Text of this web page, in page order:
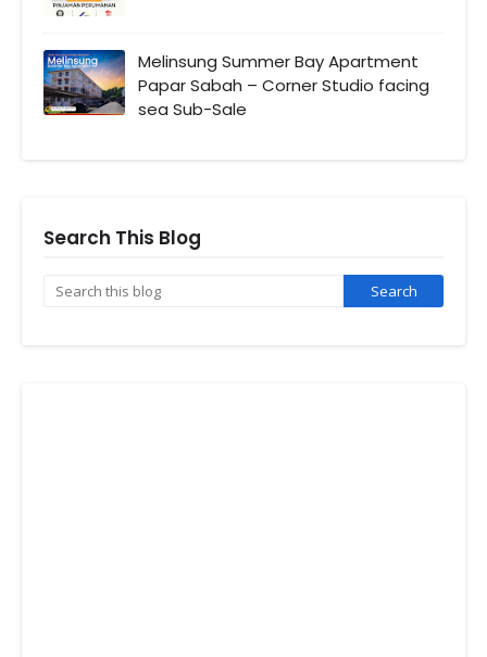
Melinsung Summer Bay Apartment
Papar Sabah – Corner Studio facing
sea Sub-Sale
Search This Blog